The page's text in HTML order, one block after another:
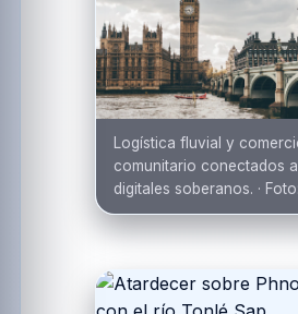
Logística fluvial y
comunitario conectados
digitales soberanos. · Foto: